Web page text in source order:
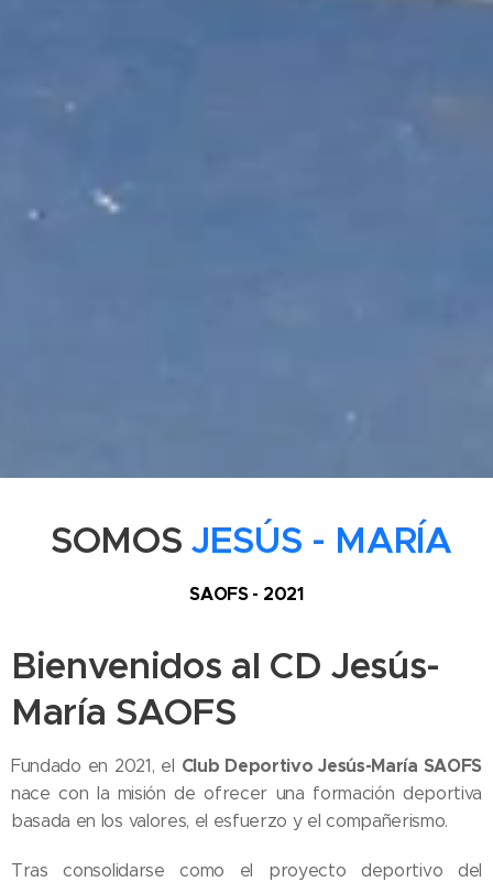
SOMOS JESÚS - MARÍA
SAOFS - 2021
Bienvenidos al CD Jesús-
María SAOFS
Fundado en 2021, el Club Deportivo Jesús-María SAOFS
nace con la misión de ofrecer una formación deportiva
basada en los valores, el esfuerzo y el compañerismo.
Tras consolidarse como el proyecto deportivo del